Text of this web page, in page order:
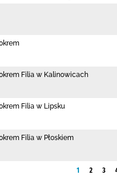
Filia w Kalinowicach
Filia w Lipsku
Filia w Płoskiem
1 2 3